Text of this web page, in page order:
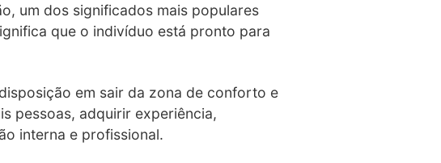
um dos significados mais populares
que o indivíduo está pronto para
em sair da zona de conforto e
pessoas, adquirir experiência,
interna e profissional.